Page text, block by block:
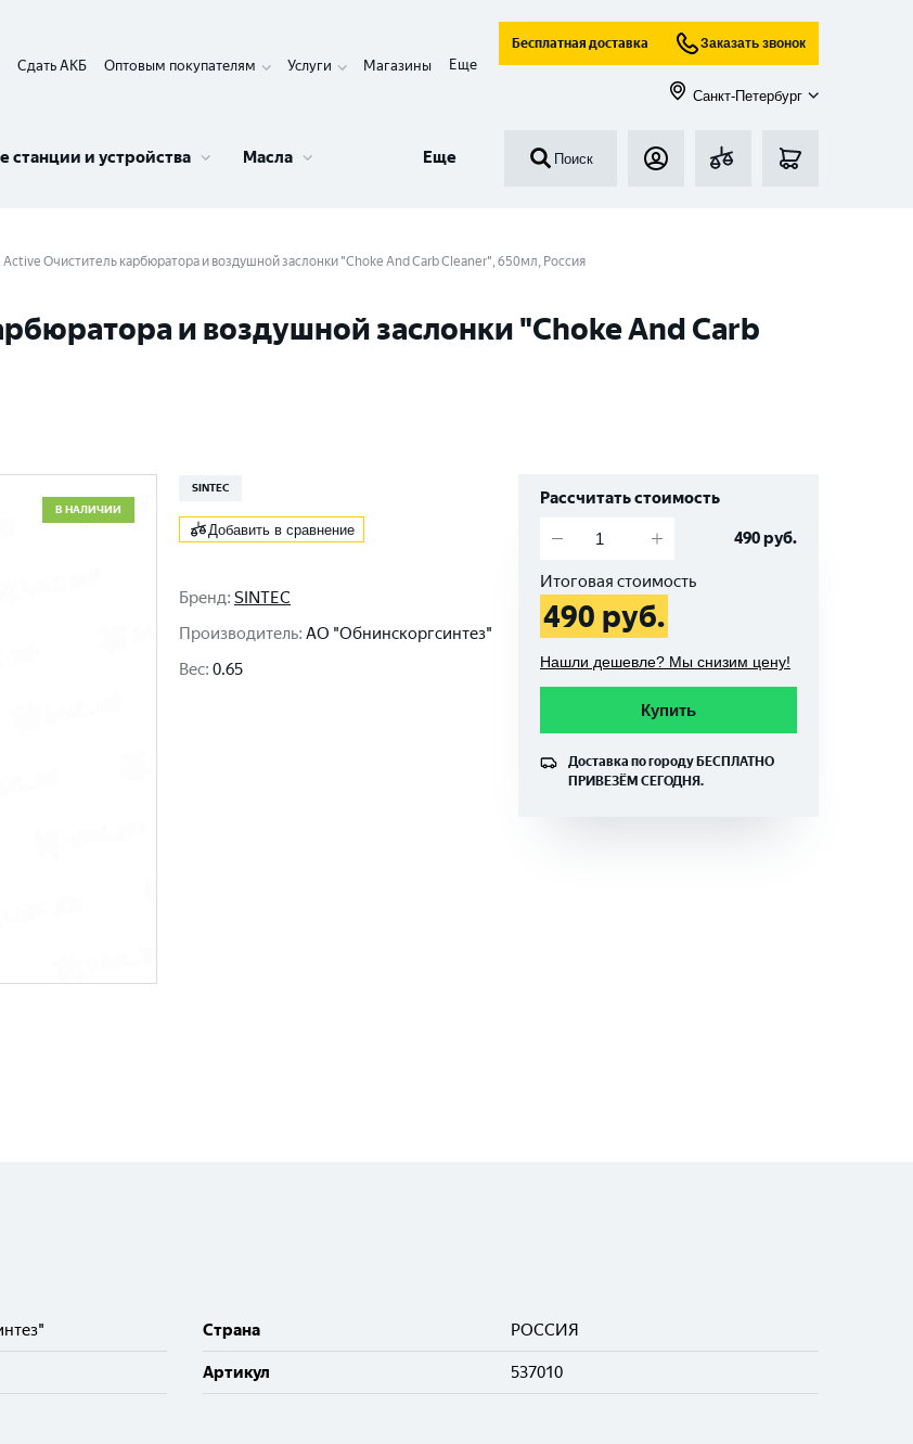
Сдать АКБ Оптовым покупателям Услуги Магазины Еще
Бесплатная доставка Заказать звонок
Санкт-Петербург
станции и устройства Масла Еще Поиск
Active Очиститель карбюратора и воздушной заслонки "Choke And Carb Cleaner", 650мл, Россия
и воздушной заслонки "Choke And Carb
В НАЛИЧИИ
SINTEC
Добавить в сравнение
Бренд: SINTEC
Производитель: АО "Обнинскоргсинтез"
Вес: 0.65
Рассчитать стоимость
490руб.
Итоговая стоимость
490 руб.
Нашли дешевле? Мы снизим цену!
Купить
Доставка по городу БЕСПЛАТНО
ПРИВЕЗЁМ СЕГОДНЯ.
Cтрана РОССИЯ
Артикул 537010